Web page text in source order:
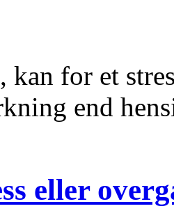
kan for et
end
eller